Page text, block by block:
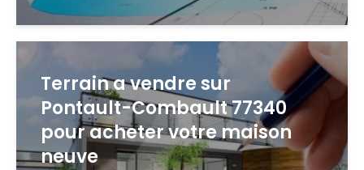
Terrain a vendre sur
Pontault-Combault 77340
pour acheter votre maison
neuve